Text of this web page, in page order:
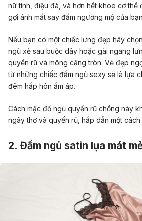
nữ tính, điệu đà, và hơn hết khoe cơ thể
gợi ánh mắt say đắm ngưỡng mộ của
Nếu bạn có một chiếc lưng đẹp hãy
ngủ xẻ sau buộc dây hoặc gài ngang
quyến rũ và mông căng tròn. Vẻ đẹp
từ những chiếc đầm ngủ sexy sẽ là lựa
đêm hấp hôn ấm áp.
Cách mặc đồ ngủ quyến rũ chồng này
ngây thơ và quyến rũ, hấp dẫn một
2. Đầm ngủ satin lụa mát